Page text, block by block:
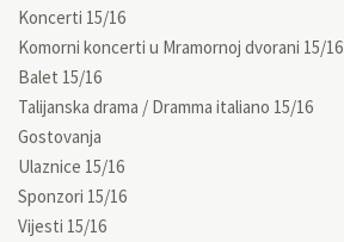
Koncerti 15/16
Komorni koncerti u Mramornoj dvorani 15/16
Balet 15/16
Talijanska drama / Dramma italiano 15/16
Gostovanja
Ulaznice 15/16
Sponzori 15/16
Vijesti 15/16